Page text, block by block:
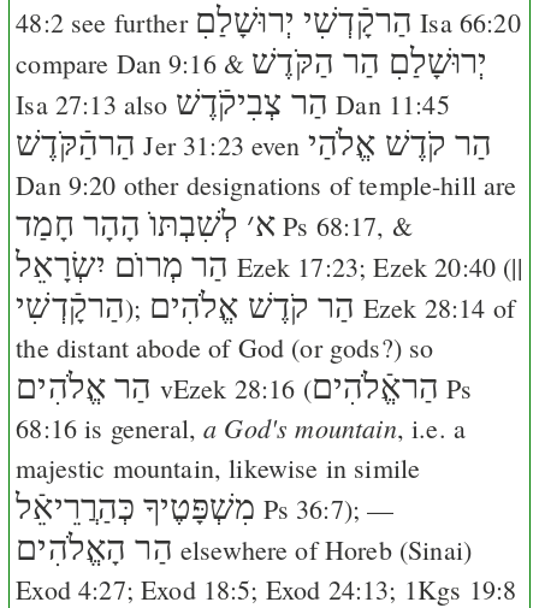
48:2see further הַרקָֿדְשִׁי יְרוּשָׁלַםִ Isa 66:20
compare Dan 9:16& הַר הַקֹּדֶשׁ יְרוּשָׁלַםִ
Isa 27:13 also הַר צְבִיקֹֿדֶשׁ Dan 11:45
הַרהַֿקֹּדֶשׁ Jer 31:23 even הַר קֹדֶשׁ אֱלֹהַי
Dan 9:20 other designations of temple-hill are
הָהָר חָמַד לְשִׁבְתּוֺ ׳א Ps 68:17, &
הַר מְרוֺם יִשְׂרָאֵל Ezek 17:23;Ezek 20:40 (||
הַרקָֿדְשִׁי); הַר קֹדֶשׁ אֱלֹהִים Ezek 28:14 of
the distant abode of God (or gods?) so
הַר אֱלֹהִים vEzek 28:16 (הַראֱֿלֹהִים Ps
68:16 is general,a God's mountain, i.e. a
majestic mountain, likewise in simile
כְּהַרֲרֵיאֵֿל מִשְׁפָּטֶיךָ Ps 36:7); —
הַר הָאֱלֹהִים elsewhere of Horeb (Sinai)
Exod 4:27;Exod 18:5; Exod 24:13; 1Kgs 19:8